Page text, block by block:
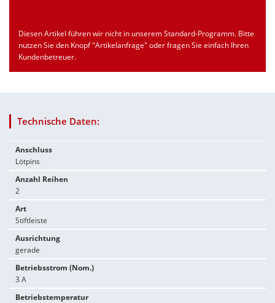
Diesen Artikel führen wir nicht in unserem Standard-Programm. Bitte
nutzen Sie den Knopf "Artikelanfrage" oder fragen Sie einfach Ihren
Kundenbetreuer.
Technische Daten:
Anschluss
Lötpins
Anzahl Reihen
2
Art
Stiftleiste
Ausrichtung
gerade
Betriebsstrom (Nom.)
3 A
Betriebstemperatur